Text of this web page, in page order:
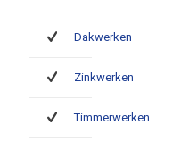
Dakwerken
Zinkwerken
Timmerwerken